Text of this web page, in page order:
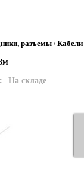
разъемы /Кабели
На складе